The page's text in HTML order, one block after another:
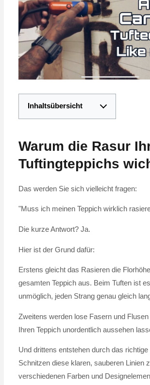
Inhaltsübersicht
Warum die Rasur
Tuftingteppichs
Das werden Sie sich vielleicht fragen:
"Muss ich meinen Teppich wirklich
Die kurze Antwort? Ja.
Hier ist der Grund dafür:
Erstens gleicht das Rasieren die
gesamten Teppich aus. Beim Tuften ist
unmöglich, jeden Strang genau gleich
Zweitens werden lose Fasern und Flusen
Ihren Teppich unordentlich aussehen
Und drittens entstehen durch das richtige
Schnitzen diese klaren, sauberen Linien
verschiedenen Farben und